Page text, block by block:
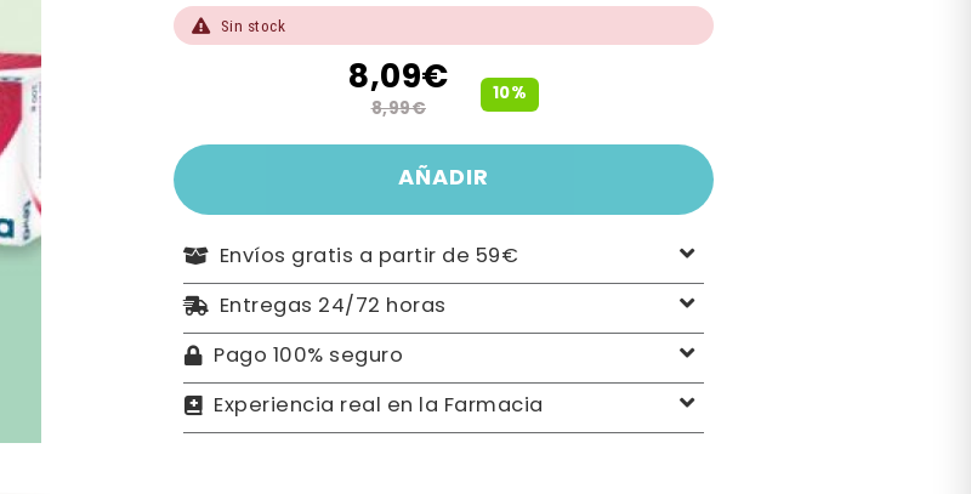
Sin stock
10%
8,09€
8,99€
AÑADIR
Envíos gratis a partir de 59€
Entregas 24/72 horas
Pago 100% seguro
Experiencia real en la Farmacia